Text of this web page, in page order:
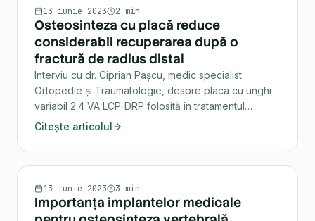
INTERVIU
13 iunie 2023 2 min
Osteosinteza cu placă reduce
considerabil recuperarea după o
fractură de radius distal
Interviu cu dr. Ciprian Pașcu, medic specialist
Ortopedie și Traumatologie, despre placa cu unghi
variabil 2.4 VA LCP-DRP folosită în tratamentul
fracturilor de radius distal.
Citește articolul
CHIRURGIA COLOANEI
13 iunie 2023 3 min
Importanța implantelor medicale